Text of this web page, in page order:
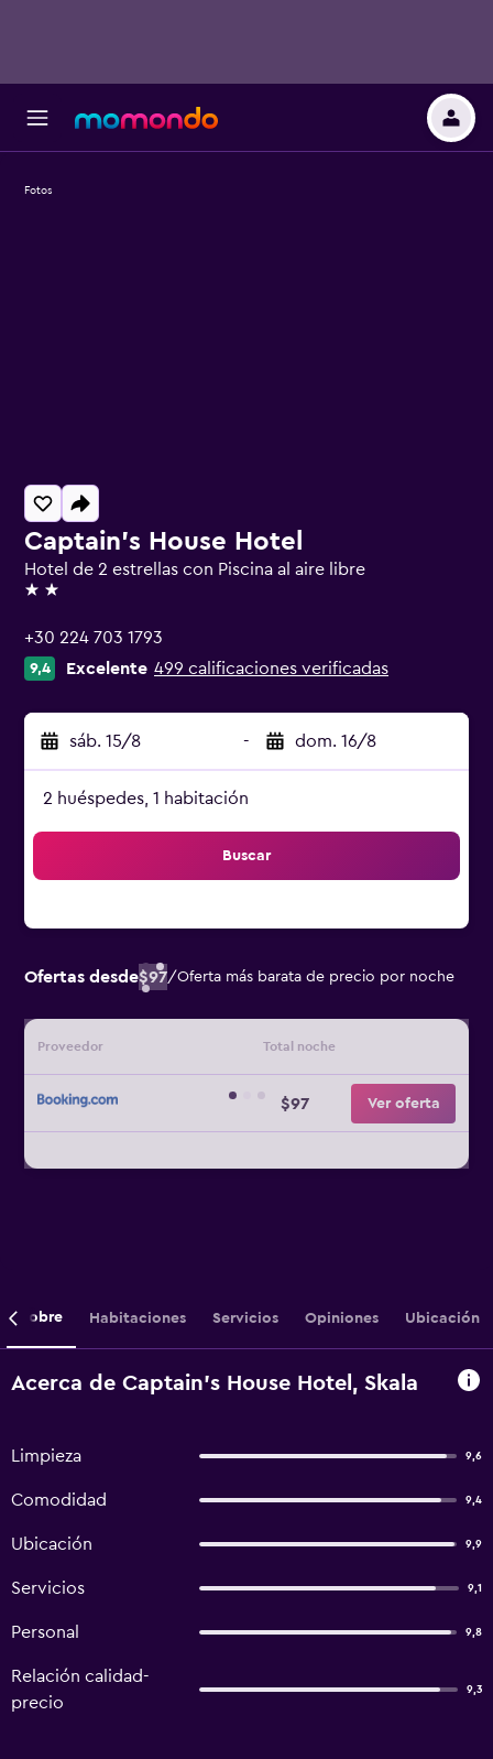
Captain's House Hotel
Hotel de 2 estrellas con Piscina al aire libre
2 estrellas
+30 224 703 1793
9,4 Excelente 499 calificaciones verificadas
sáb. 15/8 - dom. 16/8
2 huéspedes, 1 habitación
Buscar
Ofertas desde$97/Oferta más barata de precio por noche
Proveedor Total noche
$97 Ver oferta
Fotos
Sobre Habitaciones Servicios Opiniones Ubicación
Acerca de Captain's House Hotel, Skala
Limpieza 9,6
Comodidad 9,4
Ubicación 9,9
Servicios 9,1
Personal 9,8
Relación calidad-
precio
9,3